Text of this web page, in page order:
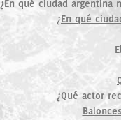
¿En qué ciudad argentina
¿En qué
¿Qué actor